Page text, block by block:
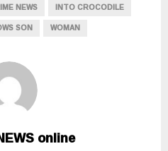
NEWS
INTO CROCODILE
SON WOMAN
online